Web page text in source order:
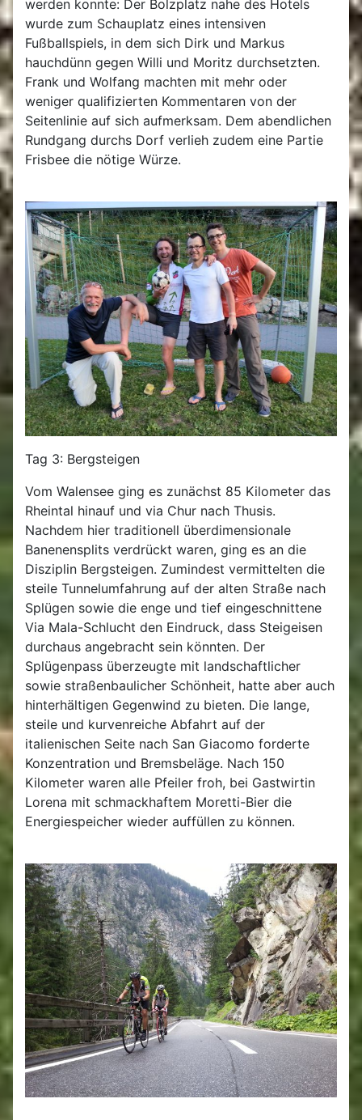
werden konnte: Der Bolzplatz nahe des Hotels
wurde zum Schauplatz eines intensiven
Fußballspiels, in dem sich Dirk und Markus
hauchdünn gegen Willi und Moritz durchsetzten.
Frank und Wolfang machten mit mehr oder
weniger qualifizierten Kommentaren von der
Seitenlinie auf sich aufmerksam. Dem abendlichen
Rundgang durchs Dorf verlieh zudem eine Partie
Frisbee die nötige Würze.
Tag 3: Bergsteigen
Vom Walensee ging es zunächst 85 Kilometer das
Rheintal hinauf und via Chur nach Thusis.
Nachdem hier traditionell überdimensionale
Banenensplits verdrückt waren, ging es an die
Disziplin Bergsteigen. Zumindest vermittelten die
steile Tunnelumfahrung auf der alten Straße nach
Splügen sowie die enge und tief eingeschnittene
Via Mala-Schlucht den Eindruck, dass Steigeisen
durchaus angebracht sein könnten. Der
Splügenpass überzeugte mit landschaftlicher
sowie straßenbaulicher Schönheit, hatte aber auch
hinterhältigen Gegenwind zu bieten. Die lange,
steile und kurvenreiche Abfahrt auf der
italienischen Seite nach San Giacomo forderte
Konzentration und Bremsbeläge. Nach 150
Kilometer waren alle Pfeiler froh, bei Gastwirtin
Lorena mit schmackhaftem Moretti-Bier die
Energiespeicher wieder auffüllen zu können.